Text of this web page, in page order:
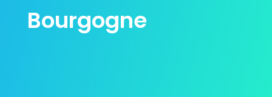
Bourgogne